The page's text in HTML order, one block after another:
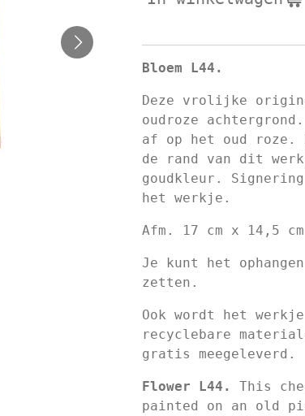
Bloem L44.
Deze vrolijke
oudroze
af op het oud roze.
de rand van dit
goudkleur.
het werkje.
Afm. 17 cm x 14,5 cm
Je kunt het
zetten.
Ook wordt het
recyclebare
gratis meegeleverd.
Flower L44.
This
painted on an old